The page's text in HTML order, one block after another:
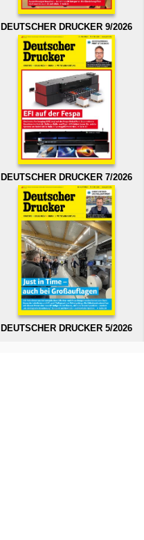
DEUTSCHER DRUCKER 9/2026
DEUTSCHER DRUCKER 7/2026
DEUTSCHER DRUCKER 5/2026